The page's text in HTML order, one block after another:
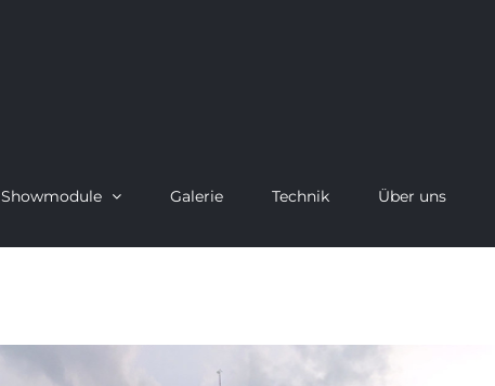
Showmodule Galerie Technik Über uns